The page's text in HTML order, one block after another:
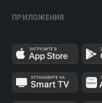
ПРИЛОЖЕНИЯ